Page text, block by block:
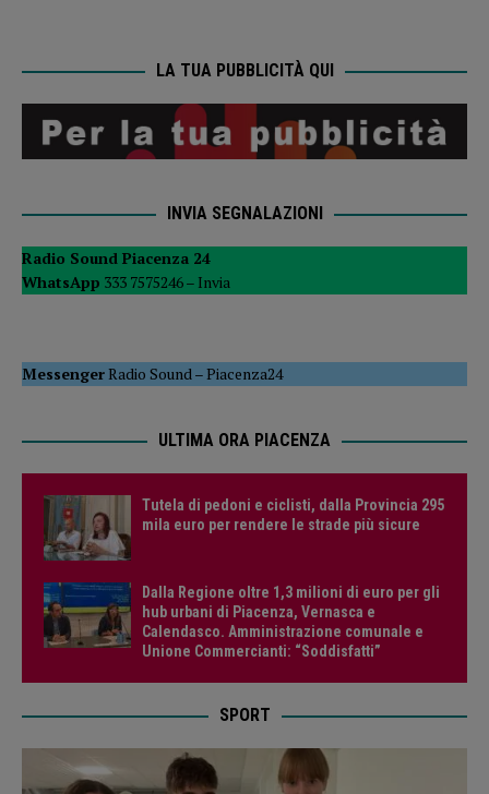
LA TUA PUBBLICITÀ QUI
INVIA SEGNALAZIONI
Radio Sound Piacenza 24
WhatsApp 333 7575246 – Invia
MessengerRadio Sound –Piacenza24
ULTIMA ORA PIACENZA
Tutela di pedoni e ciclisti, dalla Provincia 295
mila euro per rendere le strade più sicure
Dalla Regione oltre 1,3 milioni di euro per gli
hub urbani di Piacenza, Vernasca e
Calendasco. Amministrazione comunale e
Unione Commercianti: “Soddisfatti”
SPORT